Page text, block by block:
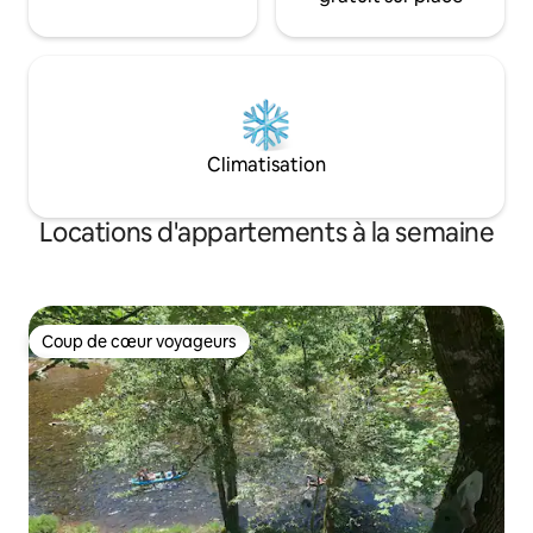
Climatisation
Locations d'appartements à la semaine
Coup de cœur voyageurs
Coup de cœur voyageurs